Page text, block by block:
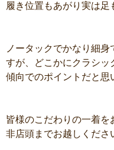
履き位置もあがり実は足
ノータックでかなり細
すが、どこかにクラシッ
傾向でのポイントだと思
皆様のこだわりの一着を
非店頭までお越しくださ